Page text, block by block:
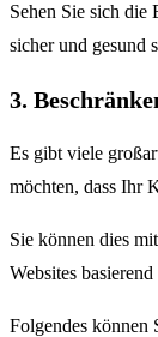
Sehen Sie sich
sicher und gesund
3.
Es gibt viele
möchten, dass Ihr
Sie können dies
Websites
Folgendes können